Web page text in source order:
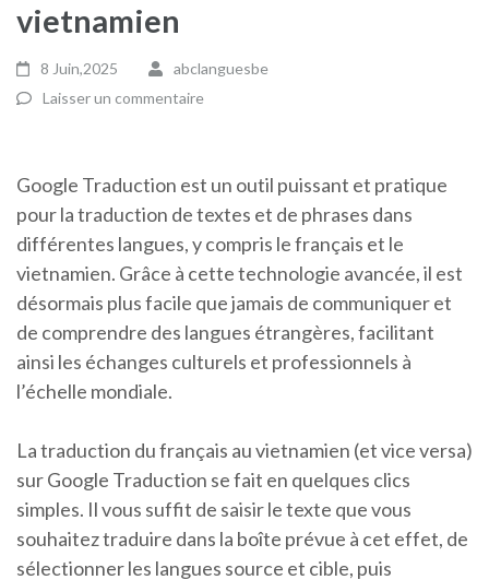
vietnamien
8 Juin,2025
abclanguesbe
Laisser un commentaire
Google Traduction est un outil puissant et pratique
pour la traduction de textes et de phrases dans
différentes langues, y compris le français et le
vietnamien. Grâce à cette technologie avancée, il est
désormais plus facile que jamais de communiquer et
de comprendre des langues étrangères, facilitant
ainsi les échanges culturels et professionnels à
l’échelle mondiale.
La traduction du français au vietnamien (et vice versa)
sur Google Traduction se fait en quelques clics
simples. Il vous suffit de saisir le texte que vous
souhaitez traduire dans la boîte prévue à cet effet, de
sélectionner les langues source et cible, puis